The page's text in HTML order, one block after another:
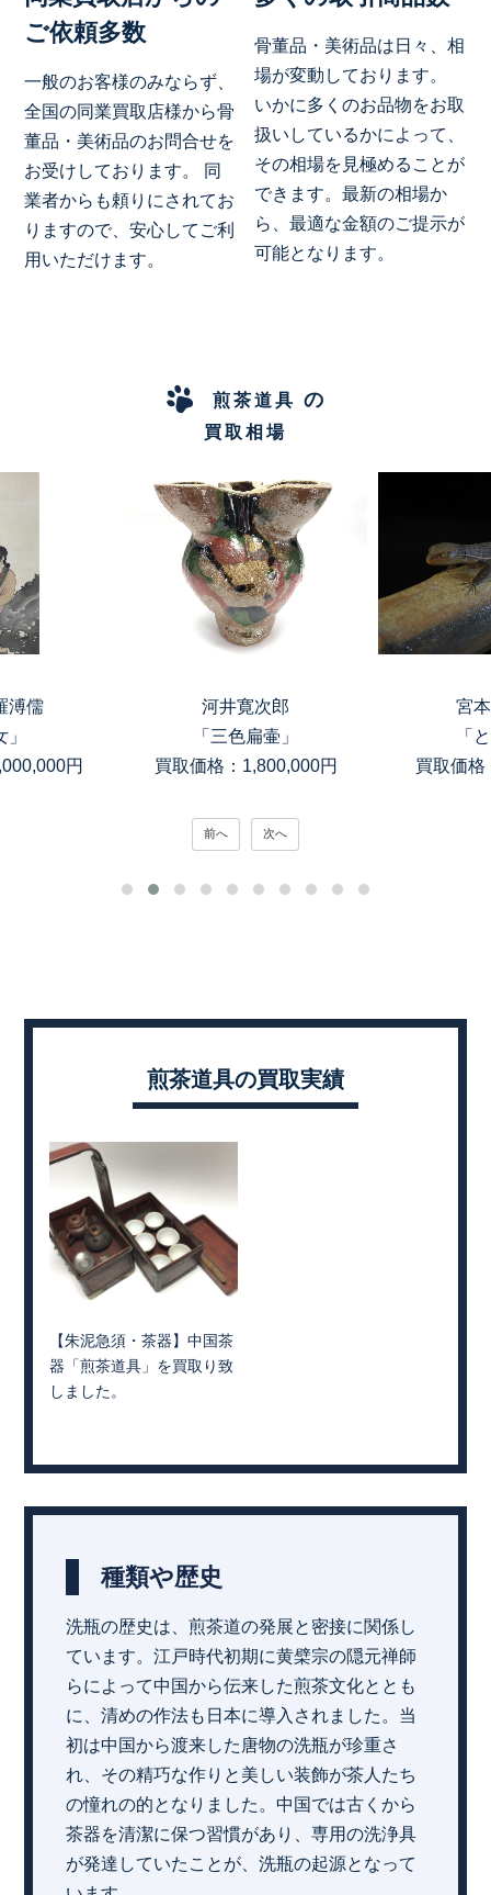
ご依頼多数
一般のお客様のみならず、
全国の同業買取店様から骨
董品・美術品のお問合せを
お受けしております。 同
業者からも頼りにされてお
りますので、安心してご利
用いただけます。
骨董品・美術品は日々、相
場が変動しております。
いかに多くのお品物をお取
扱いしているかによって、
その相場を見極めることが
できます。最新の相場か
ら、最適な金額のご提示が
可能となります。
煎茶道具 の
買取相場
郎
」
円
宮本理三郎
「とかげ」
買取価格：150,000円
高
「銀滴岩
買取価格
前へ 次へ
煎茶道具の買取実績
【朱泥急須・茶器】中国茶
器「煎茶道具」を買取り致
しました。
種類や歴史
洗瓶の歴史は、煎茶道の発展と密接に関係し
ています。江戸時代初期に黄檗宗の隠元禅師
らによって中国から伝来した煎茶文化ととも
に、清めの作法も日本に導入されました。当
初は中国から渡来した唐物の洗瓶が珍重さ
れ、その精巧な作りと美しい装飾が茶人たち
の憧れの的となりました。中国では古くから
茶器を清潔に保つ習慣があり、専用の洗浄具
が発達していたことが、洗瓶の起源となって